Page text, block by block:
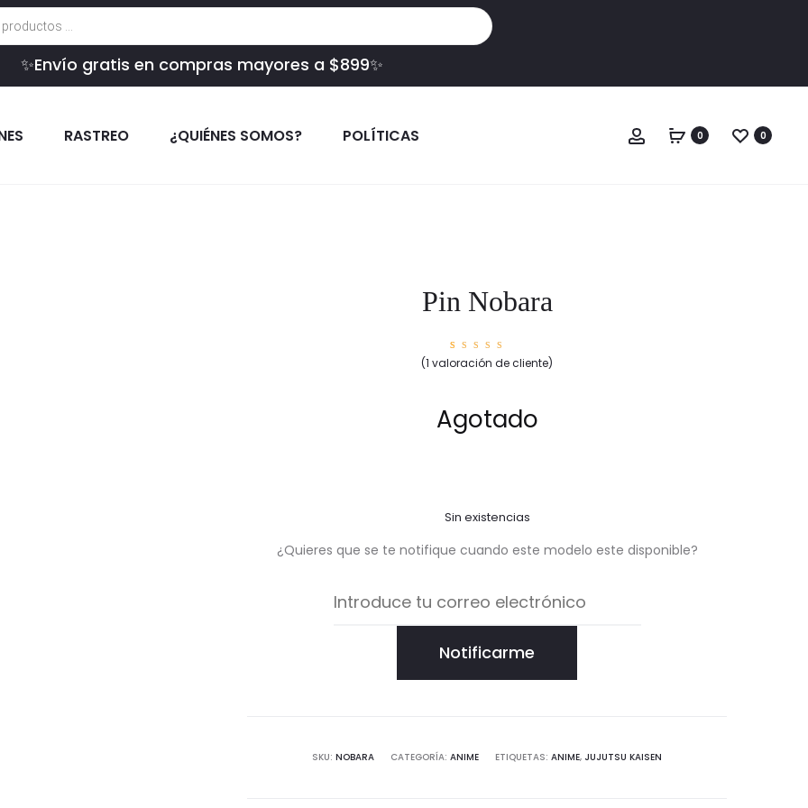
✨Envío gratis en compras mayores a $899✨
RASTREO ¿QUIÉNES SOMOS? POLÍTICAS Cuenta
0 0
Pin Nobara
Valorad
o con
ión de
un
cliente
(1 valoración de cliente)
Agotado
Sin existencias
¿Quieres que se te notifique cuando este modelo este disponible?
Notificarme
SKU: NOBARA CATEGORÍA: ANIME ETIQUETAS: ANIME, JUJUTSU KAISEN